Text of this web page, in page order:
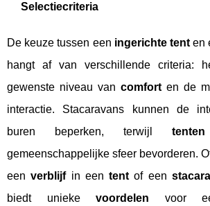
Selectiecriteria
De keuze tussen een ingerichte tent en
hangt af van verschillende criteria:
gewenste niveau van comforten de
interactie. Stacaravans kunnen de
buren beperken, terwijltenten
gemeenschappelijke sfeer bevorderen.
eenverblijfin eentent of een
biedt uniekevoordelen voor